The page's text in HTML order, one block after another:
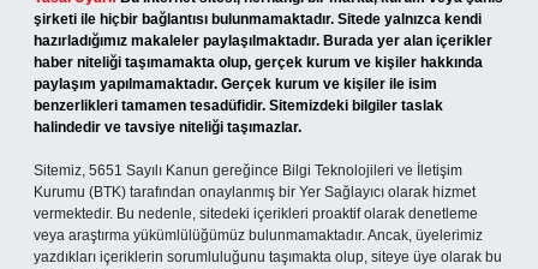
şirketi ile hiçbir bağlantısı bulunmamaktadır. Sitede yalnızca kendi
hazırladığımız makaleler paylaşılmaktadır. Burada yer alan içerikler
haber niteliği taşımamakta olup, gerçek kurum ve kişiler hakkında
paylaşım yapılmamaktadır. Gerçek kurum ve kişiler ile isim
benzerlikleri tamamen tesadüfidir. Sitemizdeki bilgiler taslak
halindedir ve tavsiye niteliği taşımazlar.
Sitemiz, 5651 Sayılı Kanun gereğince Bilgi Teknolojileri ve İletişim
Kurumu (BTK) tarafından onaylanmış bir Yer Sağlayıcı olarak hizmet
vermektedir. Bu nedenle, sitedeki içerikleri proaktif olarak denetleme
veya araştırma yükümlülüğümüz bulunmamaktadır. Ancak, üyelerimiz
yazdıkları içeriklerin sorumluluğunu taşımakta olup, siteye üye olarak bu